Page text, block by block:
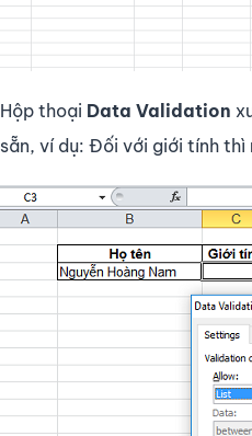
Hộp thoại Data Validation
sẵn, ví dụ: Đối với giới tính thì